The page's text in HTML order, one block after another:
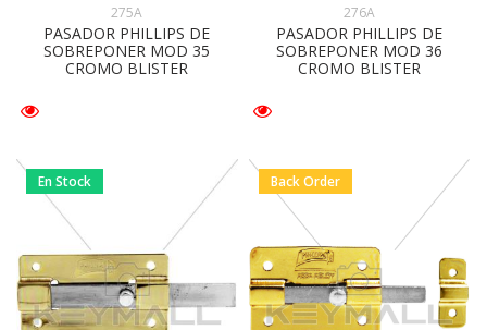
275A
PASADOR PHILLIPS DE
SOBREPONER MOD 35
CROMO BLISTER
276A
PASADOR PHILLIPS DE
SOBREPONER MOD 36
CROMO BLISTER
En Stock Back Order